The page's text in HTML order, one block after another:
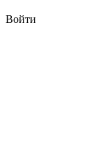
Войти